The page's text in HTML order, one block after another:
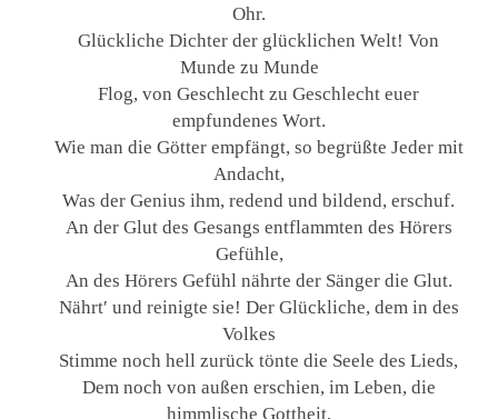
Ohr.
Glückliche Dichter der glücklichen Welt! Von
Munde zu Munde
Flog, von Geschlecht zu Geschlecht euer
empfundenes Wort.
Wie man die Götter empfängt, so begrüßte Jeder mit
Andacht,
Was der Genius ihm, redend und bildend, erschuf.
An der Glut des Gesangs entflammten des Hörers
Gefühle,
An des Hörers Gefühl nährte der Sänger die Glut.
Nährt′ und reinigte sie! Der Glückliche, dem in des
Volkes
Stimme noch hell zurück tönte die Seele des Lieds,
Dem noch von außen erschien, im Leben, die
himmlische Gottheit,